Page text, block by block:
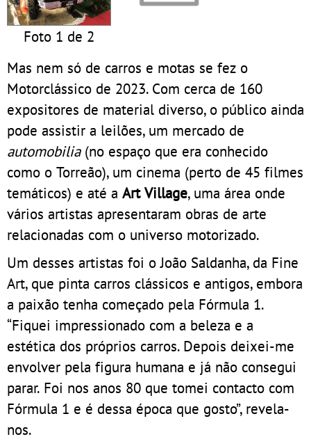
Foto 1 de 2
Mas nem só de carros e motas se fez o
Motorclássico de 2023. Com cerca de 160
expositores de material diverso, o público ainda
pode assistir a leilões, um mercado de
automobilia(no espaço que era conhecido
como o Torreão), um cinema (perto de 45 filmes
temáticos) e até a Art Village, uma área onde
vários artistas apresentaram obras de arte
relacionadas com o universo motorizado.
Um desses artistas foi o João Saldanha, da Fine
Art, que pinta carros clássicos e antigos, embora
a paixão tenha começado pela Fórmula 1.
“Fiquei impressionado com a beleza e a
estética dos próprios carros. Depois deixei-me
envolver pela figura humana e já não consegui
parar. Foi nos anos 80 que tomei contacto com
Fórmula 1 e é dessa época que gosto”, revela-
nos.